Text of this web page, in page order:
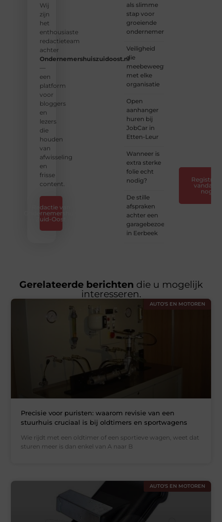
Wij
zijn
het
enthousiaste
redactieteam
achter
Ondernemershuiszuidoost.nl
—
een
platform
voor
bloggers
en
lezers
die
houden
van
afwisseling
en
frisse
content.
Redactie van
Ondernemershuis
Zuid-Oost
als slimme
stap voor
groeiende
ondernemers
Veiligheid
die
meebeweegt
met elke
organisatie
Open
aanhanger
huren bij
JobCar in
Etten-Leur
Wanneer is
extra sterke
folie echt
nodig?
De stille
afspraken
achter een
garagebezoek
in Eerbeek
Registreer
vandaag
nog
Gerelateerde berichten die u mogelijk
interesseren.
AUTO'S EN MOTOREN
Precisie voor puristen: waarom revisie van een
stuurhuis cruciaal is bij oldtimers en sportwagens
Wie rijdt met een oldtimer of een sportieve wagen, weet dat
sturen meer is dan enkel van A naar B
AUTO'S EN MOTOREN